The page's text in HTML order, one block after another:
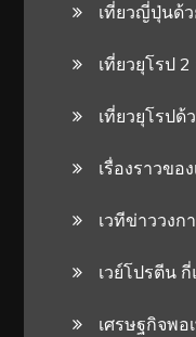
เที่ยวญี่ปุ่นด้ว
เที่ยวยุโรป
เที่ยวยุโรปด้
เรื่องราวขอ
เวทีข่าววงก
เวย์โปรตีน
เศรษฐกิจพอ